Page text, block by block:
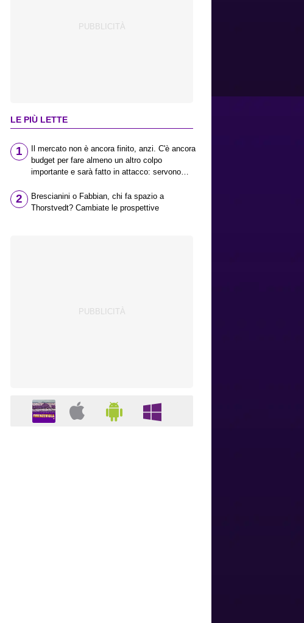
LE PIÙ LETTE
1
Il mercato non è ancora finito, anzi. C'è ancora
budget per fare almeno un altro colpo
importante e sarà fatto in attacco: servono
il Bologna: caccia al giusto incastro
2
Brescianini o Fabbian, chi fa spazio a
Thorstvedt? Cambiate le prospettive